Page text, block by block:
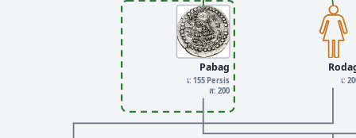
Pabag
เ: 155 Persis
ส: 200
เ: